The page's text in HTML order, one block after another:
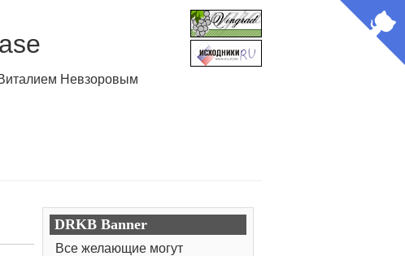
ase
Невзоровым
DRKB Banner
Все желающие могут